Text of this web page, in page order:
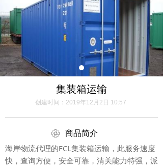
集装箱运输
商品简介
创建时间： 2019年12月2日 10:57
海岸物流代理的FCL集装箱运输，此服务速度
快，查询方便，安全可靠，清关能力特强，派
ꁵ